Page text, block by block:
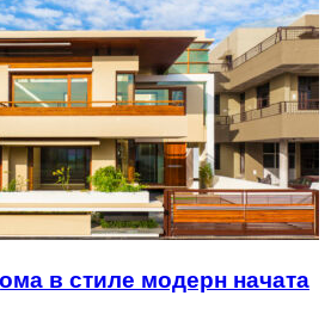
в стиле модерн начата